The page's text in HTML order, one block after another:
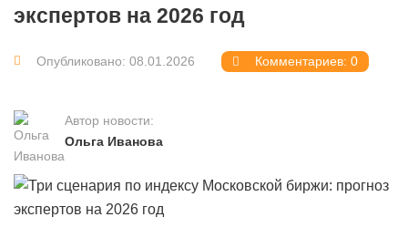
экспертов на 2026 год
Опубликовано: 08.01.2026 Комментариев: 0
Автор новости:
Ольга Иванова